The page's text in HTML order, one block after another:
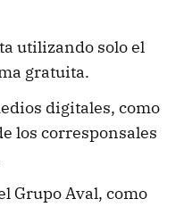
utilizando solo el
gratuita.
digitales, como
los corresponsales
Grupo Aval, como